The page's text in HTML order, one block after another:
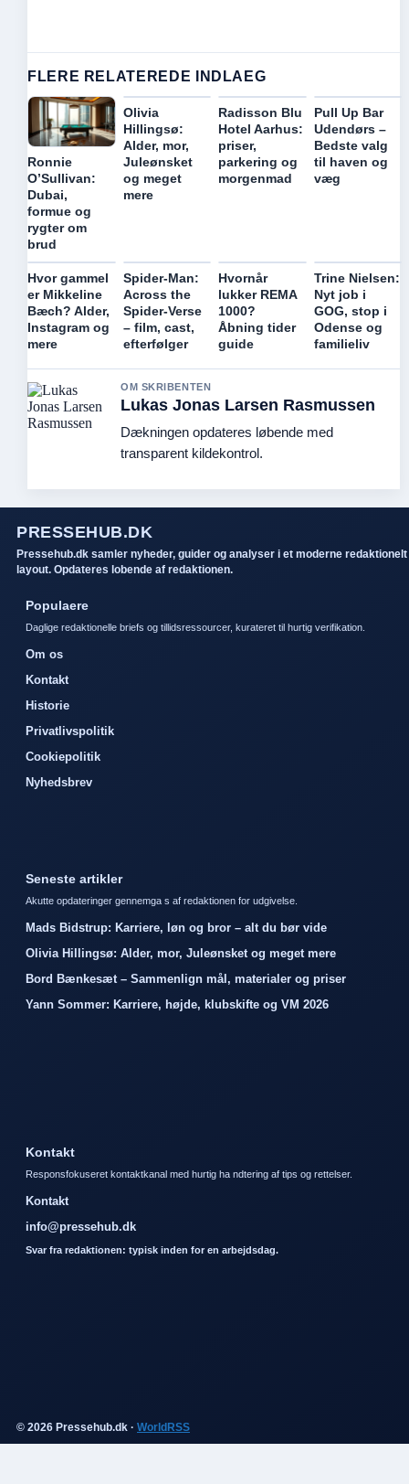
FLERE RELATEREDE INDLAEG
Ronnie
O’Sullivan:
Dubai,
formue og
rygter om
brud
Olivia
Hillingsø:
Alder, mor,
Juleønsket
og meget
mere
Radisson Blu
Hotel Aarhus:
priser,
parkering og
morgenmad
Pull Up Bar
Udendørs –
Bedste valg
til haven og
væg
Hvor gammel
er Mikkeline
Bæch? Alder,
Instagram og
mere
Spider-Man:
Across the
Spider-Verse
– film, cast,
efterfølger
Hvornår
lukker REMA
1000?
Åbning tider
guide
Trine Nielsen:
Nyt job i
GOG, stop i
Odense og
familieliv
OM SKRIBENTEN
Lukas Jonas Larsen Rasmussen
Dækningen opdateres løbende med
transparent kildekontrol.
PRESSEHUB.DK
Pressehub.dk samler nyheder, guider og analyser i et moderne redaktionelt
layout. Opdateres lobende af redaktionen.
Populaere
Daglige redaktionelle briefs og tillidsressourcer, kurateret til hurtig verifikation.
Om os
Kontakt
Historie
Privatlivspolitik
Cookiepolitik
Nyhedsbrev
Seneste artikler
Akutte opdateringer gennemga s af redaktionen for udgivelse.
Mads Bidstrup: Karriere, løn og bror – alt du bør vide
Olivia Hillingsø: Alder, mor, Juleønsket og meget mere
Bord Bænkesæt – Sammenlign mål, materialer og priser
Yann Sommer: Karriere, højde, klubskifte og VM 2026
Kontakt
Responsfokuseret kontaktkanal med hurtig ha ndtering af tips og rettelser.
Kontakt
info@pressehub.dk
Svar fra redaktionen: typisk inden for en arbejdsdag.
© 2026 Pressehub.dk · WorldRSS